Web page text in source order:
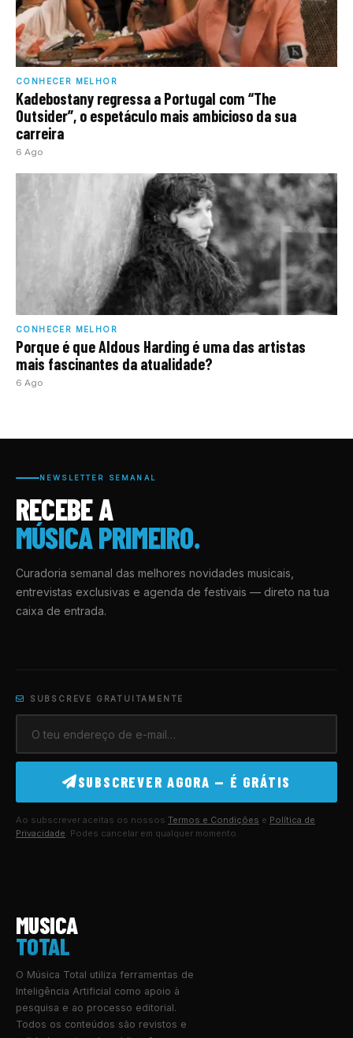
CONHECER MELHOR
Kadebostany regressa a Portugal com “The
Outsider”, o espetáculo mais ambicioso da sua
carreira
6 Ago
CONHECER MELHOR
Porque é que Aldous Harding é uma das artistas
mais fascinantes da atualidade?
6 Ago
NEWSLETTER SEMANAL
RECEBE A
MÚSICA PRIMEIRO.
Curadoria semanal das melhores novidades musicais,
entrevistas exclusivas e agenda de festivais — direto na tua
caixa de entrada.
SUBSCREVE GRATUITAMENTE
SUBSCREVER AGORA — É GRÁTIS
Ao subscrever aceitas os nossos Termos e Condições e Política de
Privacidade. Podes cancelar em qualquer momento.
MUSICA
TOTAL
O Música Total utiliza ferramentas de
Inteligência Artificial como apoio à
pesquisa e ao processo editorial.
Todos os conteúdos são revistos e